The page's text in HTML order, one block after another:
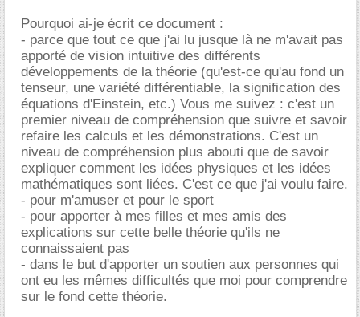
Pourquoi ai-je écrit ce document :
- parce que tout ce que j'ai lu jusque là ne m'avait pas
apporté de vision intuitive des différents
développements de la théorie (qu'est-ce qu'au fond un
tenseur, une variété différentiable, la signification des
équations d'Einstein, etc.) Vous me suivez : c'est un
premier niveau de compréhension que suivre et savoir
refaire les calculs et les démonstrations. C'est un
niveau de compréhension plus abouti que de savoir
expliquer comment les idées physiques et les idées
mathématiques sont liées. C'est ce que j'ai voulu faire.
- pour m'amuser et pour le sport
- pour apporter à mes filles et mes amis des
explications sur cette belle théorie qu'ils ne
connaissaient pas
- dans le but d'apporter un soutien aux personnes qui
ont eu les mêmes difficultés que moi pour comprendre
sur le fond cette théorie.